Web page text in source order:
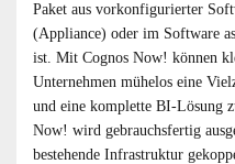
Paket aus vorkonfigurierter
(Appliance) oder im Software
ist. Mit Cognos Now! können
Unternehmen mühelos eine
und eine komplette BI-Lösung
Now! wird gebrauchsfertig
bestehende Infrastruktur